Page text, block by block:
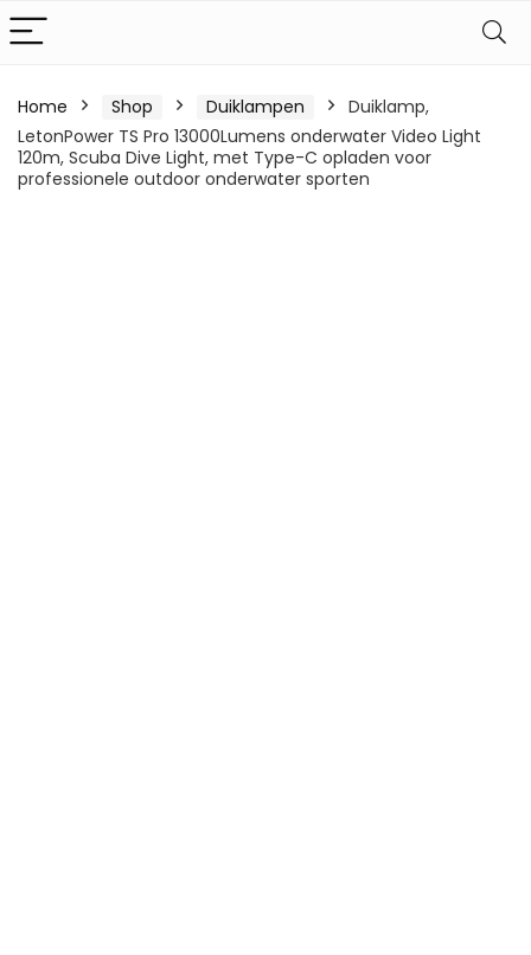
Home Shop Duiklampen
Duiklamp,
LetonPower TS Pro 13000Lumens onderwater Video Light
120m, Scuba Dive Light, met Type-C opladen voor
professionele outdoor onderwater sporten